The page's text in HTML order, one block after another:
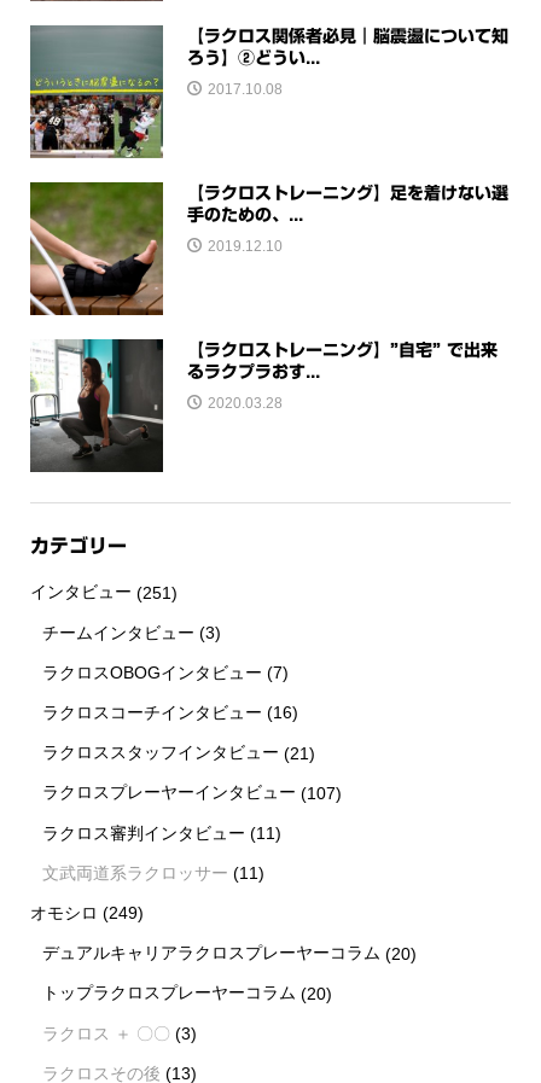
【ラクロス関係者必見｜脳震盪について知
ろう】②どうい...
2017.10.08
【ラクロストレーニング】足を着けない選
手のための、...
2019.12.10
【ラクロストレーニング】”自宅” で出来
るラクプラおす...
2020.03.28
カテゴリー
インタビュー (251)
チームインタビュー (3)
ラクロスOBOGインタビュー (7)
ラクロスコーチインタビュー (16)
ラクロススタッフインタビュー (21)
ラクロスプレーヤーインタビュー (107)
ラクロス審判インタビュー (11)
文武両道系ラクロッサー (11)
オモシロ (249)
デュアルキャリアラクロスプレーヤーコラム (20)
トップラクロスプレーヤーコラム (20)
ラクロス ＋ 〇〇 (3)
ラクロスその後 (13)